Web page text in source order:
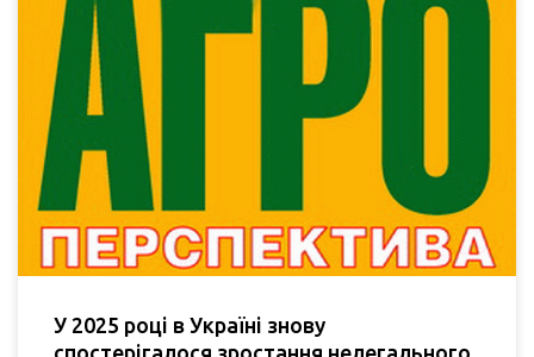
У 2025 році в Україні знову